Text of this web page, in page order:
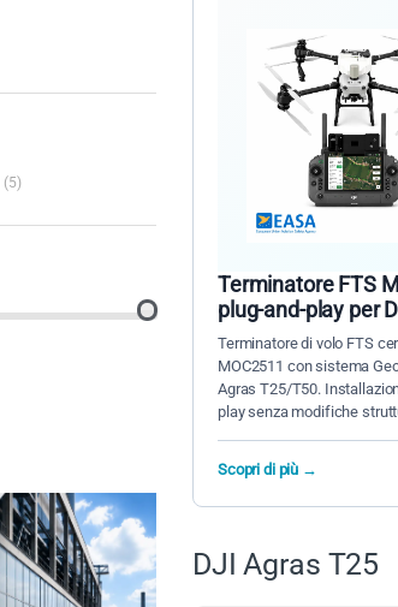
Terminatore FTS
plug-and-play per
Terminatore di volo FTS
MOC2511 con sistema
Agras T25/T50.
play senza modifiche
Scopri di più →
DJI Agras T25
(5)